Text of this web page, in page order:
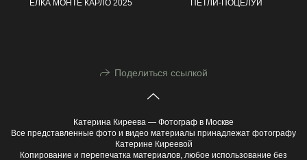
ЕЛКА МОНТЕ КАРЛО 2025 ПЕТЛИ-ПОЦЕЛУИ
Поделиться ссылкой
Катерина Киреева — Фотограф в Москве
Все представленные фото и видео материалы принадлежат фотографу
Катерине Киреевой
Копирование и перепечатка материалов, любое использование без